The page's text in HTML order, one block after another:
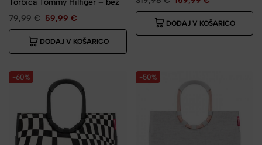
Torbica Tommy Hilfiger – bež
79,99€ 59,99 €
DODAJ V KOŠARICO
DODAJ V KOŠARICO
-60% -50%